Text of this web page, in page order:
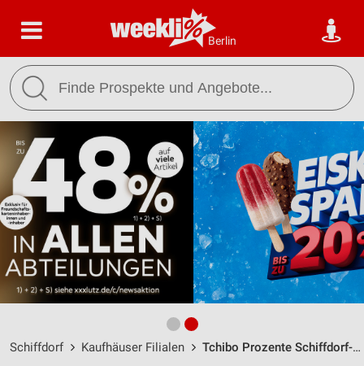
Berlin
Schiffdorf Kaufhäuser Filialen Tchibo Prozente Schiffdorf-Spaden / Neufelder Weg 10 - Öffnungszeiten & Adresse